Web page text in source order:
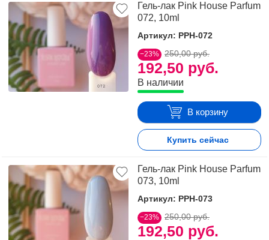
Гель-лак Pink House Parfum
072, 10ml
Артикул: PPH-072
−23%
192,50 руб.
250,00 руб.
В наличии
В корзину
Купить сейчас
Гель-лак Pink House Parfum
073, 10ml
Артикул: PPH-073
−23%
192,50 руб.
250,00 руб.